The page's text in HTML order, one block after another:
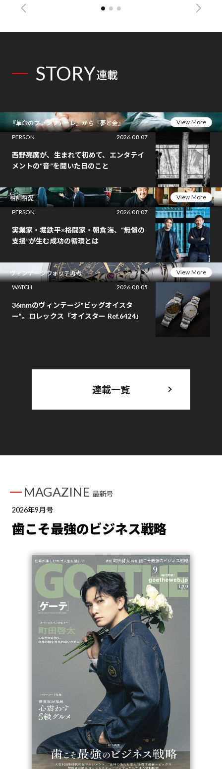
STORY連載
『革命のファンファーレ』から『夢と金』
View More
PERSON
2026.08.07
西野亮廣が、生まれて初めて、エンタテイ
メントの“音”を聞いた日のこと
相師相愛
View More
PERSON
2026.08.07
実業家・堀鉄平×格闘家・朝倉海、“無償の
支援”が生む成功の循環とは
ヴィンテージウォッチ再考
View More
WATCH
2026.08.05
36mmのヴィンテージ"ビッグオイスタ
ー"。ロレックス「オイスター Ref.6424」
連載一覧
MAGAZINE 最新号
2026年9月号
歯こそ最強のビジネス戦略